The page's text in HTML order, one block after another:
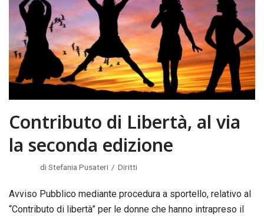
Contributo di Libertà, al via
la seconda edizione
diStefania Pusateri Diritti
Avviso Pubblico mediante procedura a sportello, relativo al
“Contributo di libertà” per le donne che hanno intrapreso il